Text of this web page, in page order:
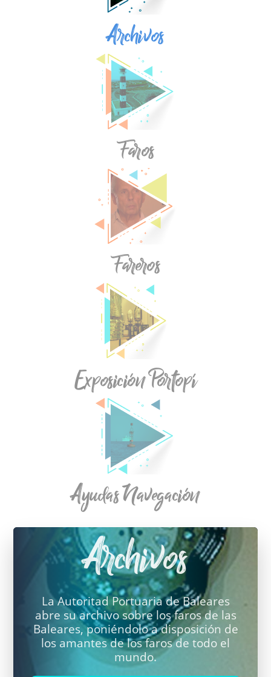
Archivos
Faros
Fareros
Exposición Portopí
Ayudas Navegación
Archivos
La Autoritad Portuaria de Baleares
abre su archivo sobre los faros de las
Baleares, poniéndolo a disposición de
los amantes de los faros de todo el
mundo.